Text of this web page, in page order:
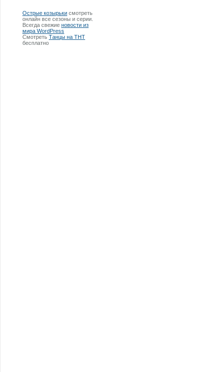
Острые козырьки смотреть
онлайн все сезоны и серии.
Всегда свежие новости из
мира WordPress
Смотреть Танцы на ТНТ
бесплатно